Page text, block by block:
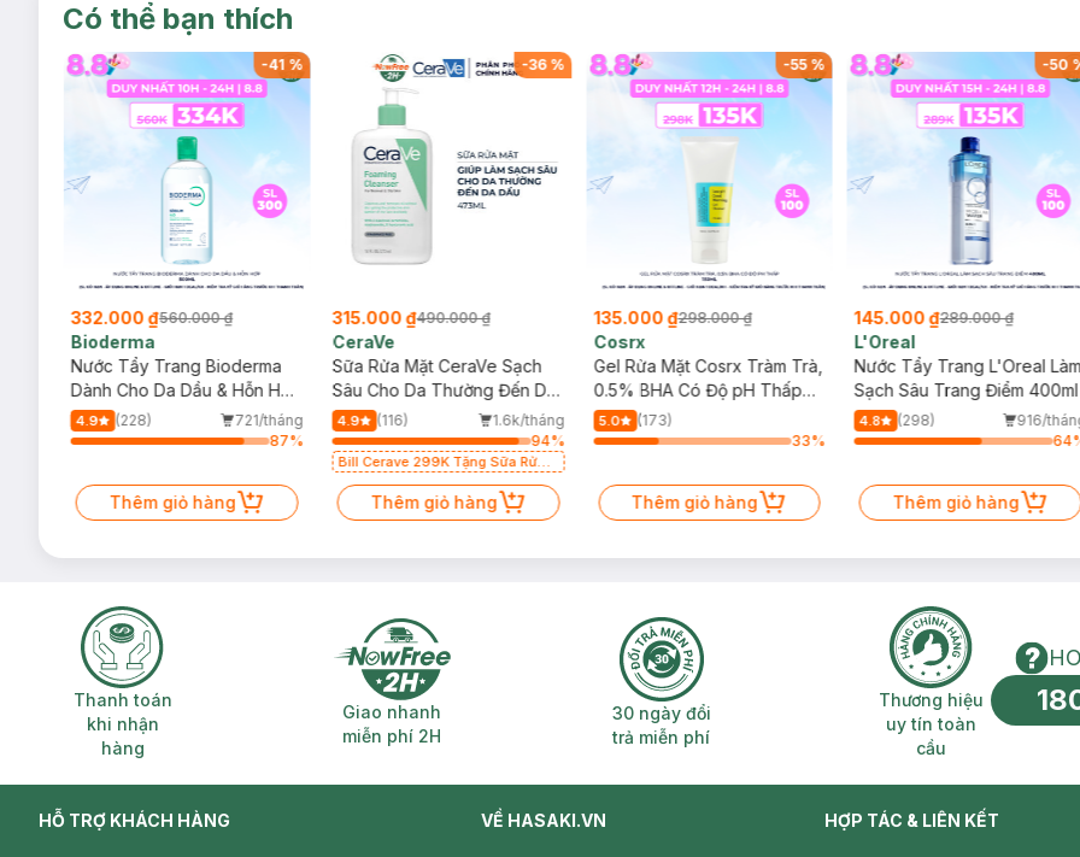
Có thể bạn thích
-41 %
332.000 ₫560.000 ₫
Bioderma
Nước Tẩy Trang Bioderma
Dành Cho Da Dầu & Hỗn Hợp
500ml
4.9 (228)
721/tháng
87%
Thêm giỏ hàng
-36%
315.000 ₫490.000 ₫
CeraVe
Sữa Rửa Mặt CeraVe Sạch
Sâu Cho Da Thường Đến Da
Dầu 473ml
4.9 (116)
1.6k/tháng
94%
Bill Cerave 299K Tặng Sữa Rửa
Thêm giỏ hàng
-55%
135.000 ₫298.000 ₫
Cosrx
Gel Rửa Mặt Cosrx Tràm Trà,
0.5% BHA Có Độ pH Thấp
150ml
5.0
(173)
33%
Thêm giỏ hàng
-50
145.000 ₫289.000 ₫
L'Oreal
Nước Tẩy Trang L'Oreal
Sạch Sâu Trang Điểm 400ml
4.8 (298)
916/
64
Thêm giỏ hàng
Thanh toán khi nhận hàng
Thanh toán
khi nhận
hàng
Giao nhanh miễn phí 2H
Giao nhanh
miễn phí 2H
30 ngày đổi trả miễn phí
30 ngày đổi
trả miễn phí
Thương hiệu
Thương hiệu
uy tín toàn
cầu
HỖ TRỢ KHÁCH HÀNG VỀ HASAKI.VN HỢP TÁC & LIÊN KẾT